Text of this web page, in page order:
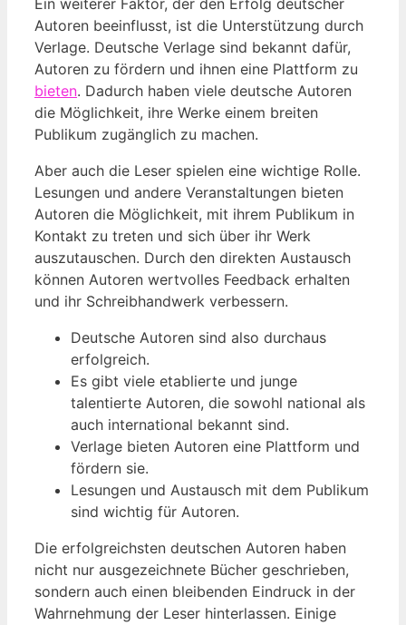
Ein weiterer Faktor, der den Erfolg deutscher
Autoren beeinflusst, ist die Unterstützung durch
Verlage. Deutsche Verlage sind bekannt dafür,
Autoren zu fördern und ihnen eine Plattform zu
bieten. Dadurch haben viele deutsche Autoren
die Möglichkeit, ihre Werke einem breiten
Publikum zugänglich zu machen.
Aber auch die Leser spielen eine wichtige Rolle.
Lesungen und andere Veranstaltungen bieten
Autoren die Möglichkeit, mit ihrem Publikum in
Kontakt zu treten und sich über ihr Werk
auszutauschen. Durch den direkten Austausch
können Autoren wertvolles Feedback erhalten
und ihr Schreibhandwerk verbessern.
Deutsche Autoren sind also durchaus
erfolgreich.
Es gibt viele etablierte und junge
talentierte Autoren, die sowohl national als
auch international bekannt sind.
Verlage bieten Autoren eine Plattform und
fördern sie.
Lesungen und Austausch mit dem Publikum
sind wichtig für Autoren.
Die erfolgreichsten deutschen Autoren haben
nicht nur ausgezeichnete Bücher geschrieben,
sondern auch einen bleibenden Eindruck in der
Wahrnehmung der Leser hinterlassen. Einige